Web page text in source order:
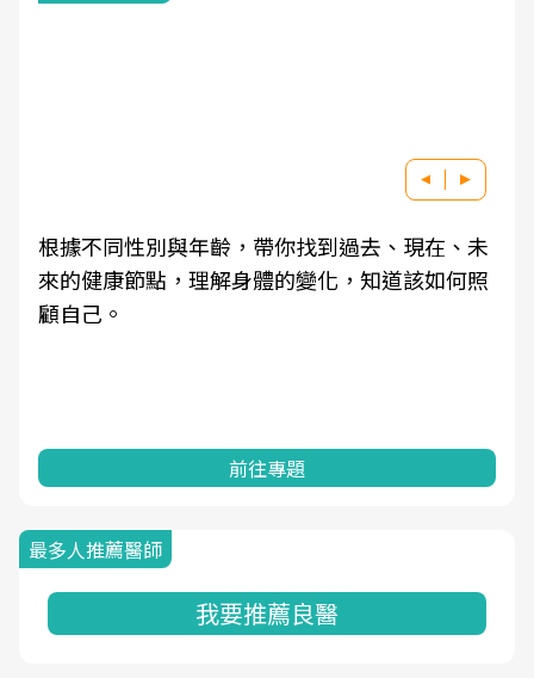
根據不同性別與年齡，帶你找到過去、現在、未
來的健康節點，理解身體的變化，知道該如何照
顧自己。
前往專題
最多人推薦醫師
我要推薦良醫